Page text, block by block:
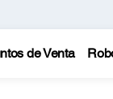
de Venta